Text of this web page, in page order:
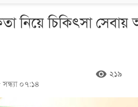
নিয়ে চিকিৎসা
০৭:১৪
remove_red_eye ২১৯